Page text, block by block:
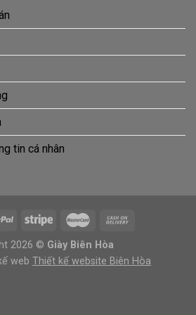
tin cá nhân
2026 © Giày Biên Hòa
web Thiết kế website Biên Hòa